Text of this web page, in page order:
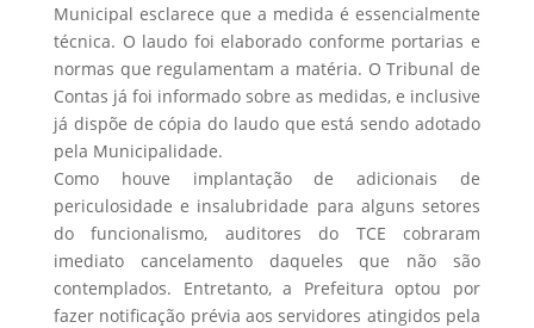
Municipal esclarece que a medida é essencialmente
técnica. O laudo foi elaborado conforme portarias e
normas que regulamentam a matéria. O Tribunal de
Contas já foi informado sobre as medidas, e inclusive
já dispõe de cópia do laudo que está sendo adotado
pela Municipalidade.
Como houve implantação de adicionais de
periculosidade e insalubridade para alguns setores
do funcionalismo, auditores do TCE cobraram
imediato cancelamento daqueles que não são
contemplados. Entretanto, a Prefeitura optou por
fazer notificação prévia aos servidores atingidos pela